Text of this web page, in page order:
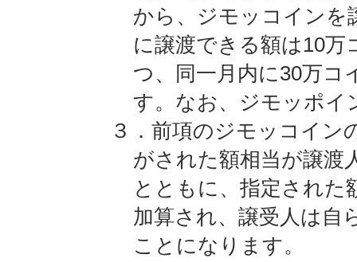
から、ジモッコインを
に譲渡できる額は10万
つ、同一月内に30万コ
す。なお、ジモッポイ
３．前項のジモッコイン
がされた額相当が譲渡
とともに、指定された
加算され、譲受人は自
ことになります。